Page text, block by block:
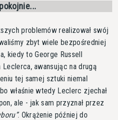
problemów realizował swój
zbyt wiele bezpośredniej
kiedy to George Russell
awansując na drugą
tej samej sztuki niemal
właśnie wtedy Leclerc zjechał
ale - jak sam przyznał przez
. Okrążenie później do